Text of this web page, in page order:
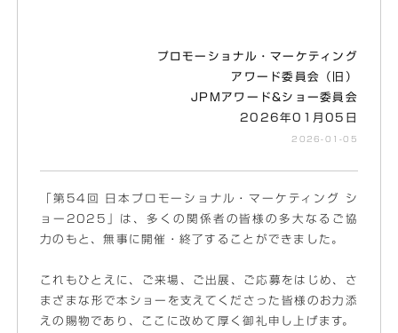
プロモーショナル・マーケティング
アワード委員会（旧）
JPMアワード&ショー委員会
2026年01月05日
2026-01-05
「第54回 日本プロモーショナル・マーケティング シ
ョー2025」は、多くの関係者の皆様の多大なるご協
力のもと、無事に開催・終了することができました。
これもひとえに、ご来場、ご出展、ご応募をはじめ、さ
まざまな形で本ショーを支えてくださった皆様のお力添
えの賜物であり、ここに改めて厚く御礼申し上げます。